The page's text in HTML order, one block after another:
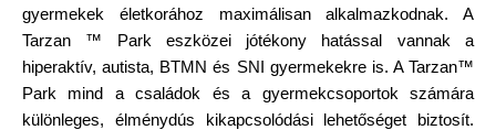
gyermekek életkorához maximálisan alkalmazkodnak. A
Tarzan ™ Park eszközei jótékony hatással vannak a
hiperaktív, autista, BTMN és SNI gyermekekre is. A Tarzan™
Park mind a családok és a gyermekcsoportok számára
különleges, élménydús kikapcsolódási lehetőséget biztosít.